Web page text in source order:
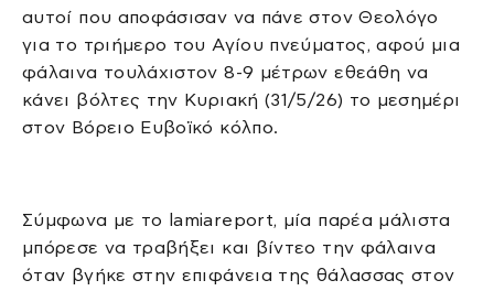
αυτοί που αποφάσισαν να πάνε στον Θεολόγο
για το τριήμερο του Αγίου πνεύματος, αφού μια
φάλαινα τουλάχιστον 8-9 μέτρων εθεάθη να
κάνει βόλτες την Κυριακή (31/5/26) το μεσημέρι
στον Βόρειο Ευβοϊκό κόλπο.
Σύμφωνα με το lamiareport, μία παρέα μάλιστα
μπόρεσε να τραβήξει και βίντεο την φάλαινα
όταν βγήκε στην επιφάνεια της θάλασσας στον